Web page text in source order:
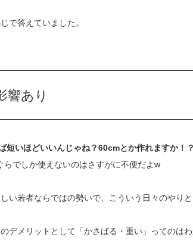
で答えていました。
響あり
短いほどいいんじゃね？60cmとか作れますか！？
らでしか使えないのはさすがに不便だよw
い若者ならではの勢いで、こういう日々のやり
デメリットとして「かさばる・重い」ってのはわ